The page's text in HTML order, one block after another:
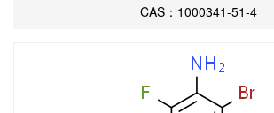
CAS：1000341-51-4